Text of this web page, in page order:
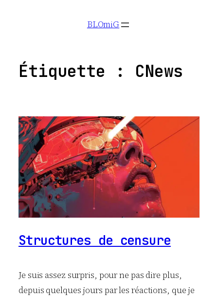
BLOmiG
Étiquette : CNews
Structures de censure
Je suis assez surpris, pour ne pas dire plus,
depuis quelques jours par les réactions, que je